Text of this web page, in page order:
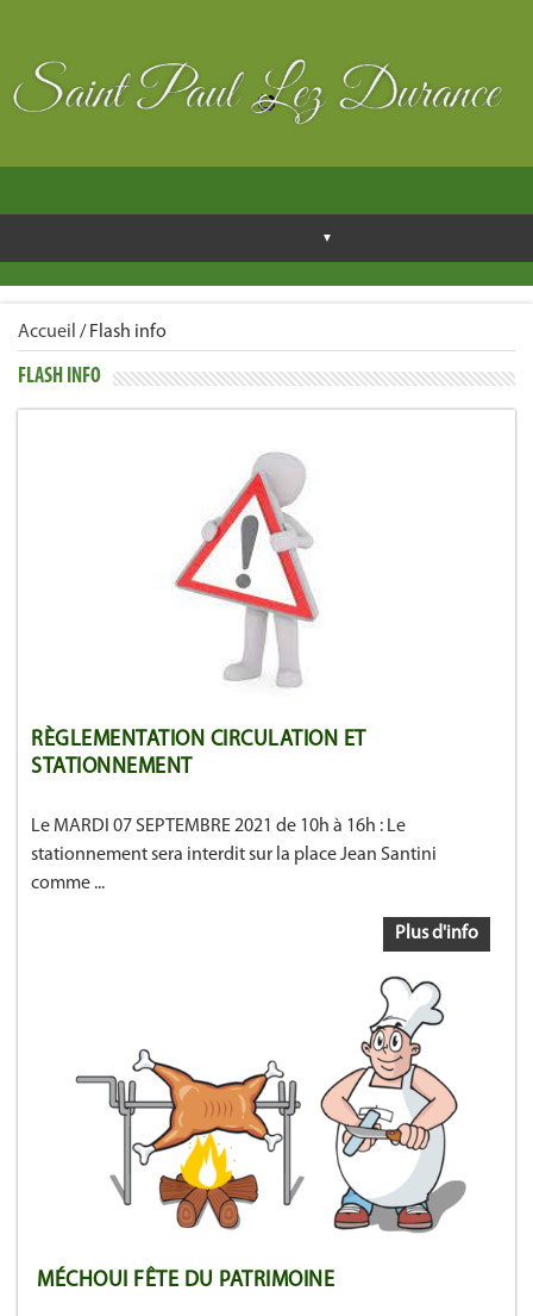
Accueil / Flash info
FLASH INFO
RÈGLEMENTATION CIRCULATION ET
STATIONNEMENT
Le MARDI 07 SEPTEMBRE 2021 de 10h à 16h : Le
stationnement sera interdit sur la place Jean Santini
comme ...
Plus d'info
MÉCHOUI FÊTE DU PATRIMOINE